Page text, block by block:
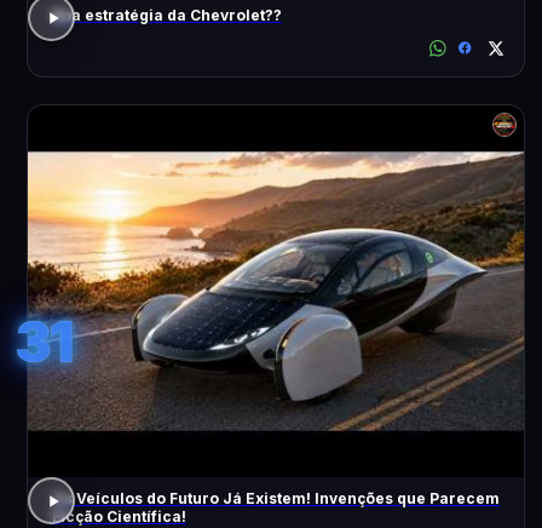
Boa estratégia da Chevrolet??
31
Os Veículos do Futuro Já Existem! Invenções que Parecem
Ficção Científica!